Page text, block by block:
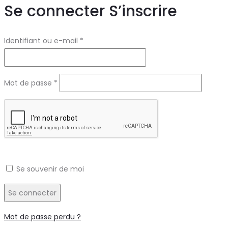
Se connecter S’inscrire
Identifiant ou e-mail *
Mot de passe *
Se souvenir de moi
Se connecter
Mot de passe perdu ?